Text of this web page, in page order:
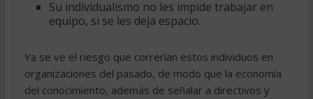
Su individualismo no les impide trabajar en
equipo, si se les deja espacio.
Ya se ve el riesgo que correrían estos individuos en
organizaciones del pasado, de modo que la economía
del conocimiento, además de señalar a directivos y